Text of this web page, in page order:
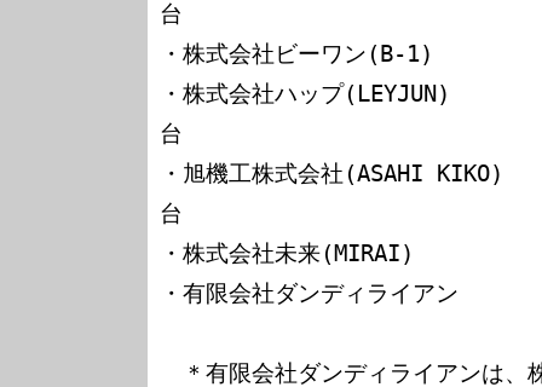
台
・株式会社ビーワン(B-1)
・株式会社ハップ(LEYJUN)
台
・旭機工株式会社(ASAHI
台
・株式会社未来(MIRAI)
・有限会社ダンディライアン
＊有限会社ダンディライアンは、